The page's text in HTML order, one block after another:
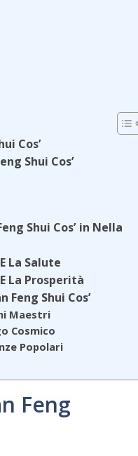
Cos’
Shui Cos’
Shui Cos’ in Nella
La Salute
La Prosperità
Feng Shui Cos’
Maestri
Cosmico
Popolari
Feng